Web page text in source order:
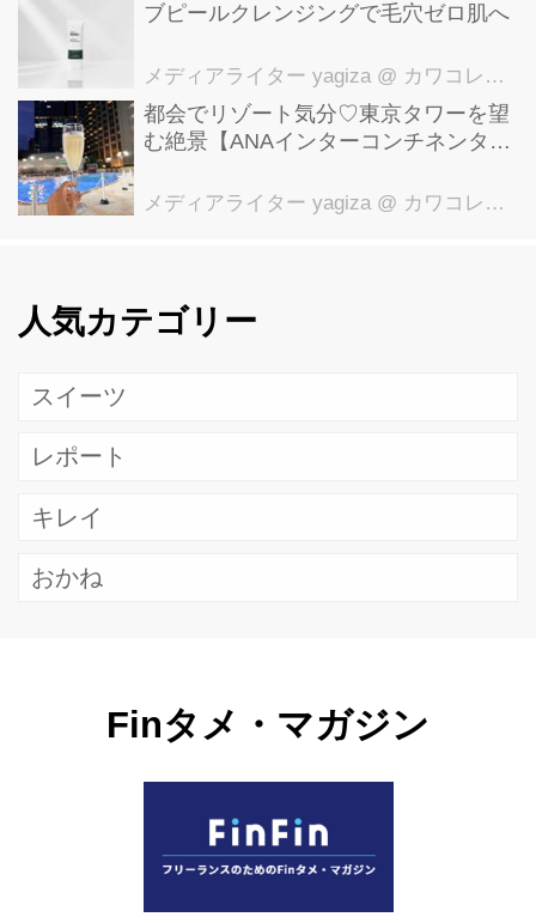
ブピールクレンジングで毛穴ゼロ肌へ
メディアライター yagiza @ カワコレメディア編集部
都会でリゾート気分♡東京タワーを望
む絶景【ANAインターコンチネンタル
メディアライター yagiza @ カワコレメディア編集部
人気カテゴリー
スイーツ
レポート
キレイ
おかね
Finタメ・マガジン